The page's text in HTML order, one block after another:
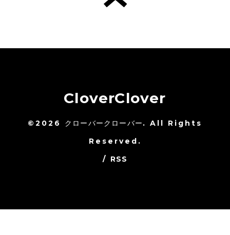
CloverClover
©2026 クローバークローバー. All Rights
Reserved.
/ RSS